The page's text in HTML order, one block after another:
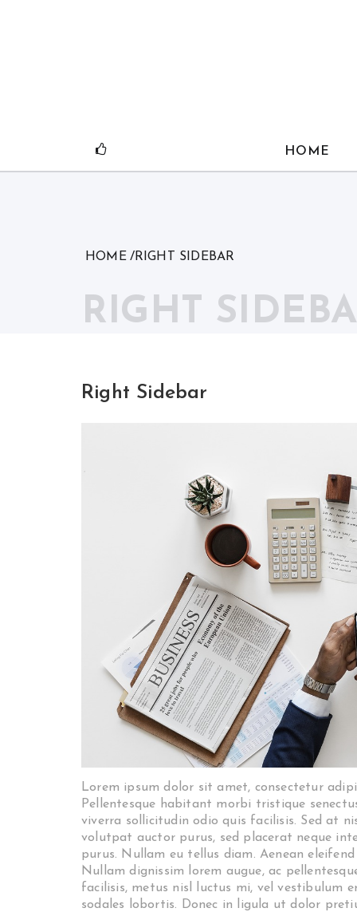
HOME
HOME RIGHT SIDEBAR
RIGHT
Right Sidebar
Lorem ipsum dolor sit amet, consectetur
Pellentesque habitant morbi tristique
viverra sollicitudin odio quis facilisis. Sed at
volutpat auctor purus, sed placerat neque
purus. Nullam eu tellus diam. Aenean
Nullam dignissim lorem augue, ac
facilisis, metus nisl luctus mi, vel vestibulum
sodales lobortis. Donec in ligula ut dolor